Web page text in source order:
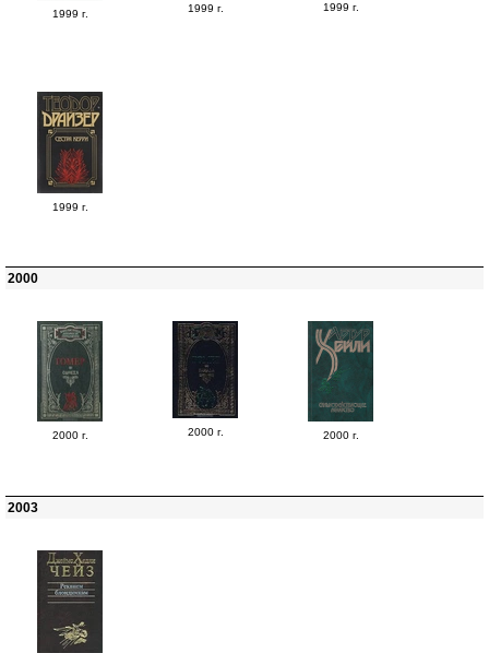
1999 г. 1999 г. 1999 г.
1999 г.
2000
2000 г. 2000 г. 2000 г.
2003